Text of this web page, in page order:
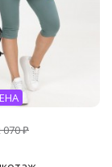
070₽